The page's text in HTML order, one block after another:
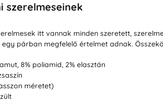
szerelmeseinek
itt vannak minden szeretett,
párban megfelelő értelmet adnak.
8% poliamid, 2% elasztán
méretet)